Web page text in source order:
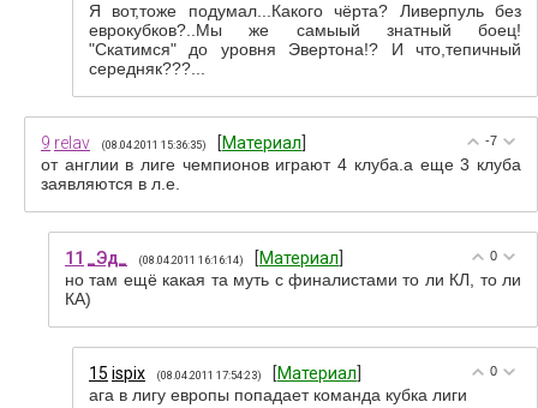
Я вот,тоже подумал...Какого чёрта? Ливерпуль без
еврокубков?..Мы же самыый знатный боец!
"Скатимся" до уровня Эвертона!? И что,тепичный
середняк???...
-7
9 relav (08.04.2011 15:36:35) [Материал
от англии в лиге чемпионов играют 4 клуба.а еще 3 клуба
заявляются в л.е.
0
11 _Эд_ (08.04.2011 16:16:14) [Материал
но там ещё какая та муть с финалистами то ли КЛ, то ли
КА)
0
15 ispix (08.04.2011 17:54:23) [Материал
ага в лигу европы попадает команда кубка лиги